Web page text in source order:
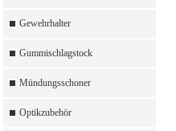
Gewehrhalter
Gummischlagstock
Mündungsschoner
Optikzubehör